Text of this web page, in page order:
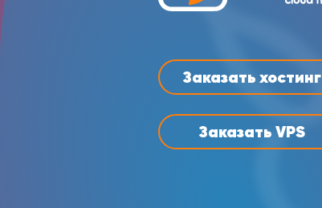
Заказать хостинг
Заказать VPS